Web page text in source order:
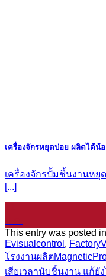
เครื่องจักรหยุดบ่อย ผลิตได้น้อ
เครื่องจักรปั้มชิ้นงานหยุ
[...]
This entry was posted in
Evisualcontrol ,
โรงงานผลิต
เสียเวลานับชิ้นงาน แก้ยั